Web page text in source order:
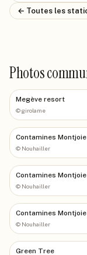
← Toutes les
Photos
Megève resort
©girolame
Contamines Montjoie
© Nouhailler
Contamines Montjoie
© Nouhailler
Contamines Montjoie
© Nouhailler
Green Tree